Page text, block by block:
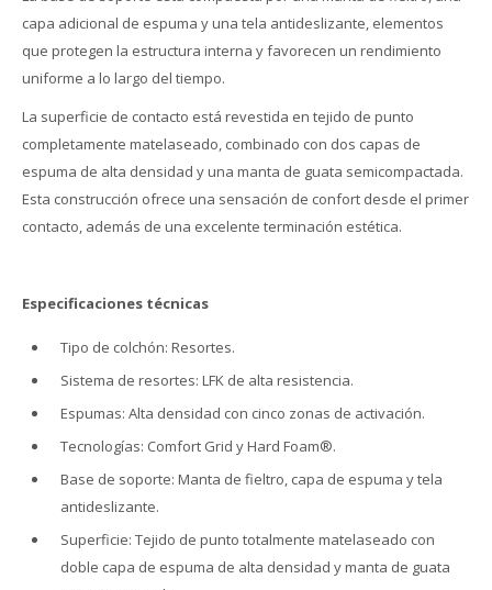
capa adicional de espuma y una tela antideslizante, elementos
que protegen la estructura interna y favorecen un rendimiento
uniforme a lo largo del tiempo.
La superficie de contacto está revestida en tejido de punto
completamente matelaseado, combinado con dos capas de
espuma de alta densidad y una manta de guata semicompactada.
Esta construcción ofrece una sensación de confort desde el primer
contacto, además de una excelente terminación estética.
Especificaciones técnicas
Tipo de colchón: Resortes.
Sistema de resortes: LFK de alta resistencia.
Espumas: Alta densidad con cinco zonas de activación.
Tecnologías: Comfort Grid y Hard Foam®.
Base de soporte: Manta de fieltro, capa de espuma y tela
antideslizante.
Superficie: Tejido de punto totalmente matelaseado con
doble capa de espuma de alta densidad y manta de guata